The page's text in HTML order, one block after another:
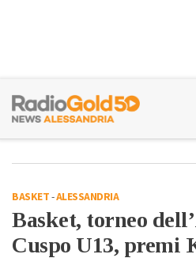
BASKET-ALESSANDRIA
Basket, torneo
Cuspo U13, premi